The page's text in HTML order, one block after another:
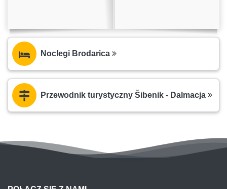
Noclegi Brodarica
Przewodnik turystyczny Šibenik - Dalmacja